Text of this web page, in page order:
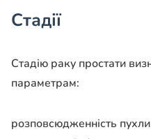
Стадії
Стадію раку простати
параметрам:
розповсюдженність